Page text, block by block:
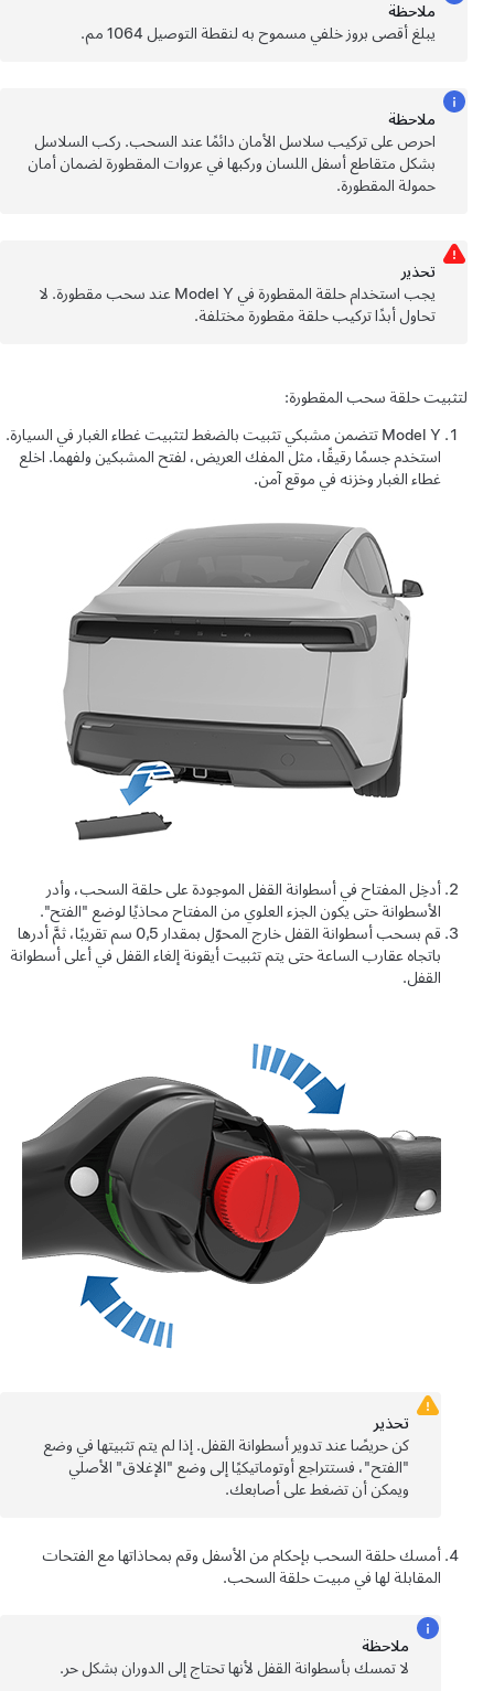
ملاحظة
يبلغ أقصى بروز خلفي مسموح به لنقطة التوصيل 1064 مم.
ملاحظة
احرص على تركيب سلاسل الأمان دائمًا عند السحب. ركب السلاسل
بشكل متقاطع أسفل اللسان وركبها في عروات المقطورة لضمان أمان
حمولة المقطورة.
تحذﻳر
يجب استخدام حلقة المقطورة فيModel Yعند سحب مقطورة. لا
تحاول أبدًا تركيب حلقة مقطورة مختلفة.
لتثبيت حلقة سحب المقطورة:
Model Yتتضمن مشبكي تثبيت بالضغط لتثبيت غطاء الغبار في السيارة.
استخدم جسمًا رقيقًا، مثل المفك العريض، لفتح المشبكين ولفهما. اخلع
غطاء الغبار وخزنه في موقع آمن.
أدخِل المفتاح في أسطوانة القفل الموجودة على حلقة السحب، وأدر
الأسطوانة حتى يكون الجزء العلوي من المفتاح محاذيًا لوضع "الفتح".
قم بسحب أسطوانة القفل خارج المحوّل بمقدار 0,5 سم تقريبًا، ثمَّ أدرها
باتجاه عقارب الساعة حتى يتم تثبيت أيقونة إلغاء القفل في أعلى أسطوانة
القفل.
تحذير
كن حريصًا عند تدوير أسطوانة القفل. إذا لم يتم تثبيتها في وضع
"الفتح"، فستتراجع أوتوماتيكيًا إلى وضع "الإغلاق" الأصلي
ويمكن أن تضغط على أصابعك.
أمسك حلقة السحب بإحكام من الأسفل وقم بمحاذاتها مع الفتحات
المقابلة لها في مبيت حلقة السحب.
ملاحظة
لا تمسك بأسطوانة القفل لأنها تحتاج إلى الدوران بشكل حر.